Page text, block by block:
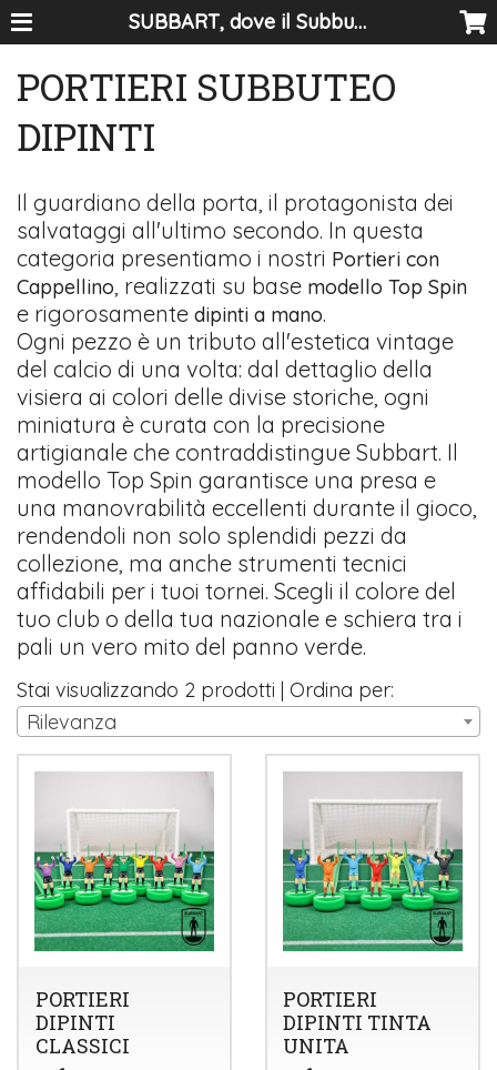
SUBBART, dove il Subbuteo diventa arte
PORTIERI SUBBUTEO
DIPINTI
Il guardiano della porta, il protagonista dei
salvataggi all'ultimo secondo. In questa
categoria presentiamo i nostri Portieri con
Cappellino, realizzati su base modello Top Spin
e rigorosamentedipinti a mano.
Ogni pezzo è un tributo all'estetica vintage
del calcio di una volta: dal dettaglio della
visiera ai colori delle divise storiche, ogni
miniatura è curata con la precisione
artigianale che contraddistingue Subbart. Il
modello Top Spin garantisce una presa e
una manovrabilità eccellenti durante il gioco,
rendendoli non solo splendidi pezzi da
collezione, ma anche strumenti tecnici
affidabili per i tuoi tornei. Scegli il colore del
tuo club o della tua nazionale e schiera tra i
pali un vero mito del panno verde.
Stai visualizzando 2 prodotti | Ordina per:
Rilevanza
PORTIERI
DIPINTI
CLASSICI
PORTIERI
DIPINTI TINTA
UNITA